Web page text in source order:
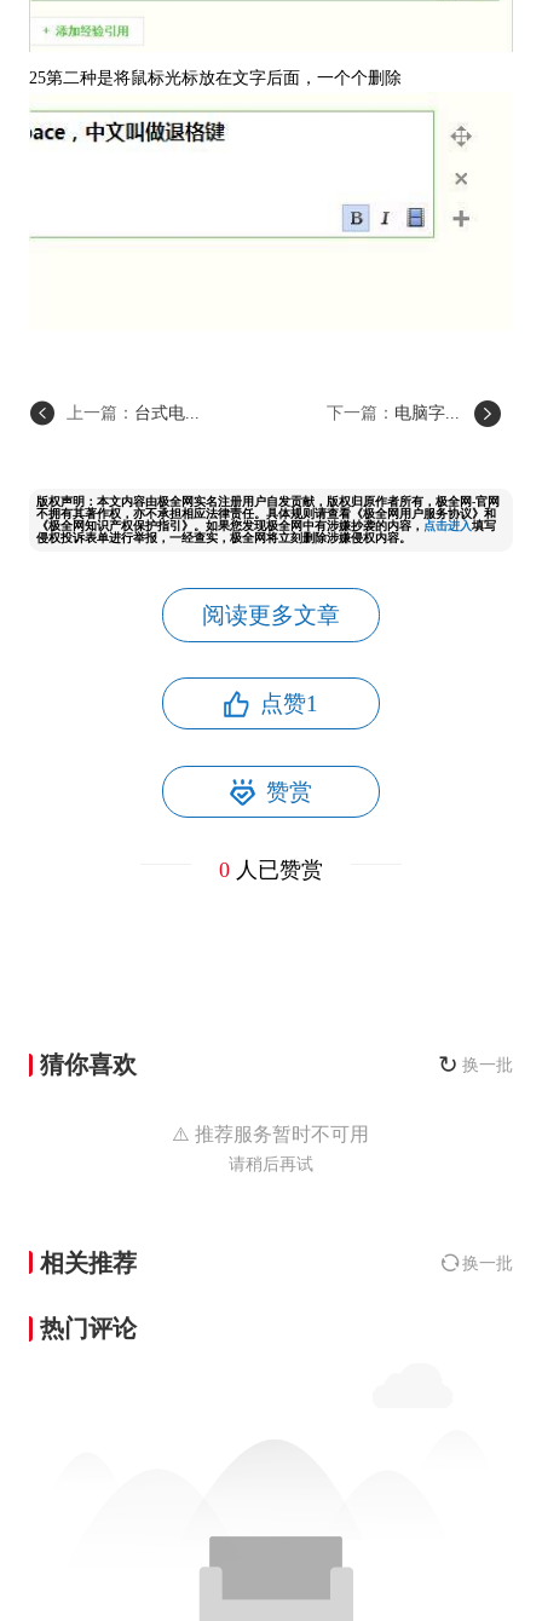
25第二种是将鼠标光标放在文字后面，一个个删除
上一篇： 台式电... 下一篇： 电脑字...
版权声明：本文内容由极全网实名注册用户自发贡献，版权归原作者所有，极全网-官网
不拥有其著作权，亦不承担相应法律责任。具体规则请查看《极全网用户服务协议》和
《极全网知识产权保护指引》。如果您发现极全网中有涉嫌抄袭的内容， 点击进入填写
侵权投诉表单进行举报，一经查实，极全网将立刻删除涉嫌侵权内容。
阅读更多文章
点赞1
赞赏
0人已赞赏
猜你喜欢 ↻ 换一批
⚠️ 推荐服务暂时不可用
请稍后再试
相关推荐 换一批
热门评论